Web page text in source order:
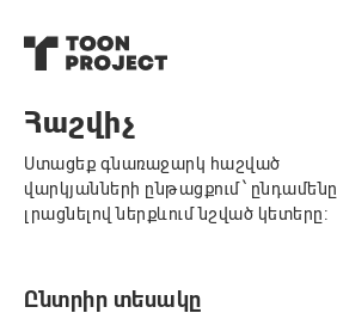
Հաշվիչ
Ստացեք գնառաջարկ հաշված
վարկյանների ընթացքում՝ ընդամենը
լրացնելով ներքևում նշված կետերը։
Ընտրիր տեսակը